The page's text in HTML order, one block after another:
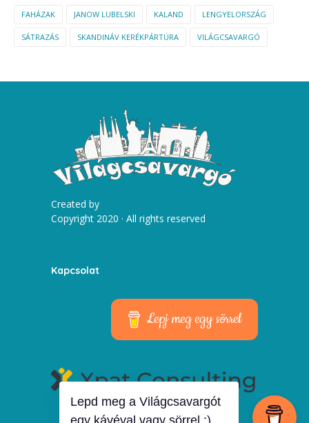
FAHÁZAK JANOW LUBELSKI KALAND LENGYELORSZÁG
SÁTRAZÁS SKANDINÁV KERÉKPÁRTÚRA VILÁGCSAVARGÓ
Created by
Copyright 2020 · All rights reserved
Kapcsolat
Lepj meg egy sörrel
Lepd meg a Világcsavargót
egy kávéval vagy sörrel :)